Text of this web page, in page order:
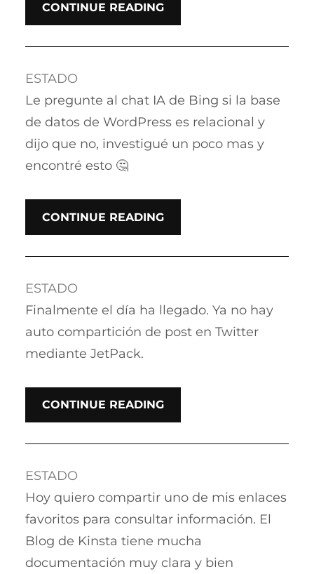
CONTINUE READING
ESTADO
Le pregunte al chat IA de Bing si la base
de datos de WordPress es relacional y
dijo que no, investigué un poco mas y
encontré esto 🤔
CONTINUE READING
ESTADO
Finalmente el día ha llegado. Ya no hay
auto compartición de post en Twitter
mediante JetPack.
CONTINUE READING
ESTADO
Hoy quiero compartir uno de mis enlaces
favoritos para consultar información. El
Blog de Kinsta tiene mucha
documentación muy clara y bien